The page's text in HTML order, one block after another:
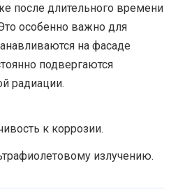
после длительного времени
особенно важно для
на фасаде
подвергаются
радиации.
к коррозии.
излучению.